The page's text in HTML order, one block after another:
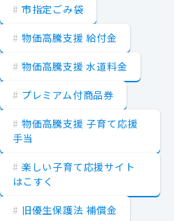
市指定ごみ袋
物価高騰支援 給付金
物価高騰支援 水道料金
プレミアム付商品券
物価高騰支援 子育て応援
手当
楽しい子育て応援サイト
はこすく
旧優生保護法 補償金